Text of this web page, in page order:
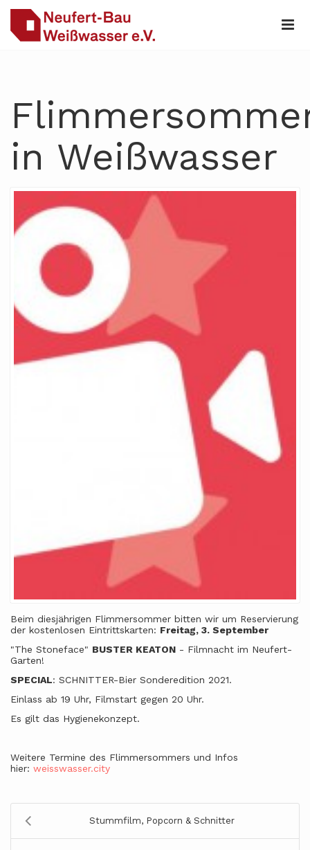
in Weißwasser
Beim diesjährigen Flimmersommer bitten wir um Reservierung
der kostenlosen Eintrittskarten: Freitag, 3. September
"The Stoneface" BUSTER KEATON - Filmnacht im Neufert-
Garten!
SPECIAL: SCHNITTER-Bier Sonderedition 2021.
Einlass ab 19 Uhr, Filmstart gegen 20 Uhr.
Es gilt das Hygienekonzept.
Weitere Termine des Flimmersommers und Infos
hier: weisswasser.city
Stummfilm, Popcorn & Schnitter